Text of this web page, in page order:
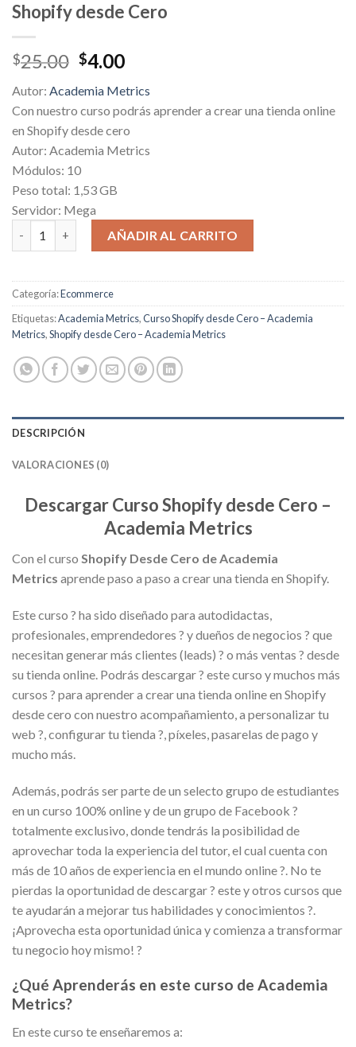
Shopify desde Cero
$25.00 Original
was:
$25.00.
$4.00Current
is:
$4.00.
Autor: Academia Metrics
Con nuestro curso podrás aprender a crear una tienda online
en Shopify desde cero
Autor: Academia Metrics
Módulos: 10
Peso total: 1,53 GB
Servidor: Mega
Shopify desde Cero cantidadAÑADIR AL CARRITO
Categoría:Ecommerce
Etiquetas:Academia Metrics,Curso Shopify desde Cero – Academia
Metrics,Shopify desde Cero – Academia Metrics
DESCRIPCIÓN
VALORACIONES (0)
Descargar Curso Shopify desde Cero –
Academia Metrics
Con el curso Shopify Desde Cero deAcademia
Metrics aprende paso a paso a crear una tienda en Shopify.
Este curso ? ha sido diseñado para autodidactas,
profesionales, emprendedores ? y dueños de negocios ? que
necesitan generar más clientes (leads) ? o más ventas ? desde
su tienda online. Podrás descargar ? este curso y muchos más
cursos ? para aprender a crear una tienda online en Shopify
desde cero con nuestro acompañamiento, a personalizar tu
web ?, configurar tu tienda ?, píxeles, pasarelas de pago y
mucho más.
Además, podrás ser parte de un selecto grupo de estudiantes
en un curso 100% online y de un grupo de Facebook ?
totalmente exclusivo, donde tendrás la posibilidad de
aprovechar toda la experiencia del tutor, el cual cuenta con
más de 10 años de experiencia en el mundo online ?. No te
pierdas la oportunidad de descargar ? este y otros cursos que
te ayudarán a mejorar tus habilidades y conocimientos ?.
¡Aprovecha esta oportunidad única y comienza a transformar
tu negocio hoy mismo! ?
¿Qué Aprenderás en este curso de Academia
Metrics?
En este curso te enseñaremos a: